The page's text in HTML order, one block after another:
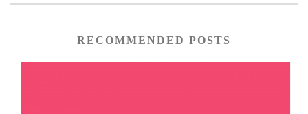
RECOMMENDED POSTS